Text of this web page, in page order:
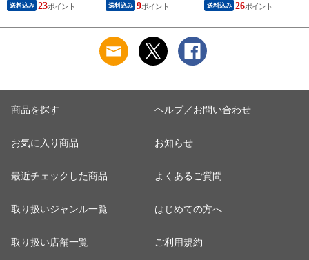
送料込み 23 送料込み 9 送料込み 26
商品を探す
お気に入り商品
最近チェックした商品
取り扱いジャンル一覧
取り扱い店舗一覧
ヘルプ／お問い合わせ
お知らせ
よくあるご質問
はじめての方へ
ご利用規約